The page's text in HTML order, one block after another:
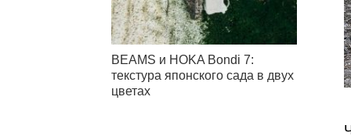
BEAMS и HOKA Bondi 7:
текстура японского сада в двух
цветах